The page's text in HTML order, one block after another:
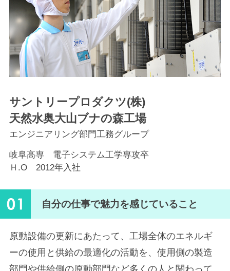
サントリープロダクツ(株)
天然水奥大山ブナの森工場
エンジニアリング部門工務グループ
岐阜高専 電子システム工学専攻卒
Ｈ.O 2012年入社
自分の仕事で魅力を感じていること
原動設備の更新にあたって、工場全体のエネルギ
ーの使用と供給の最適化の活動を、使用側の製造